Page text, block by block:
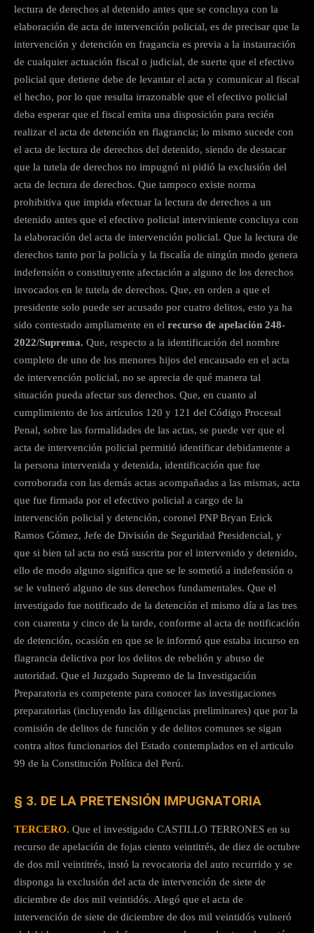
lectura de derechos al detenido antes que se concluya con la
elaboración de acta de intervención policial, es de precisar que la
intervención y detención en fragancia es previa a la instauración
de cualquier actuación fiscal o judicial, de suerte que el efectivo
policial que detiene debe de levantar el acta y comunicar al fiscal
el hecho, por lo que resulta irrazonable que el efectivo policial
deba esperar que el fiscal emita una disposición para recién
realizar el acta de detención en flagrancia; lo mismo sucede con
el acta de lectura de derechos del detenido, siendo de destacar
que la tutela de derechos no impugnó ni pidió la exclusión del
acta de lectura de derechos. Que tampoco existe norma
prohibitiva que impida efectuar la lectura de derechos a un
detenido antes que el efectivo policial interviniente concluya con
la elaboración del acta de intervención policial. Que la lectura de
derechos tanto por la policía y la fiscalía de ningún modo genera
indefensión o constituyente afectación a alguno de los derechos
invocados en le tutela de derechos. Que, en orden a que el
presidente solo puede ser acusado por cuatro delitos, esto ya ha
sido contestado ampliamente en el recurso de apelación 248-
2022/Suprema. Que, respecto a la identificación del nombre
completo de uno de los menores hijos del encausado en el acta
de intervención policial, no se aprecia de qué manera tal
situación pueda afectar sus derechos. Que, en cuanto al
cumplimiento de los artículos 120 y 121 del Código Procesal
Penal, sobre las formalidades de las actas, se puede ver que el
acta de intervención policial permitió identificar debidamente a
la persona intervenida y detenida, identificación que fue
corroborada con las demás actas acompañadas a las mismas, acta
que fue firmada por el efectivo policial a cargo de la
intervención policial y detención, coronel PNP Bryan Erick
Ramos Gómez, Jefe de División de Seguridad Presidencial, y
que si bien tal acta no está suscrita por el intervenido y detenido,
ello de modo alguno significa que se le sometió a indefensión o
se le vulneró alguno de sus derechos fundamentales. Que el
investigado fue notificado de la detención el mismo día a las tres
con cuarenta y cinco de la tarde, conforme al acta de notificación
de detención, ocasión en que se le informó que estaba incurso en
flagrancia delictiva por los delitos de rebelión y abuso de
autoridad. Que el Juzgado Supremo de la Investigación
Preparatoria es competente para conocer las investigaciones
preparatorias (incluyendo las diligencias preliminares) que por la
comisión de delitos de función y de delitos comunes se sigan
contra altos funcionarios del Estado contemplados en el articulo
99 de la Constitución Política del Perú.
§ 3. DE LA PRETENSIÓN IMPUGNATORIA
TERCERO. Que el investigado CASTILLO TERRONES en su
recurso de apelación de fojas ciento veintitrés, de diez de octubre
de dos mil veintitrés, instó la revocatoria del auto recurrido y se
disponga la exclusión del acta de intervención de siete de
diciembre de dos mil veintidós. Alegó que el acta de
intervención de siete de diciembre de dos mil veintidós vulneró